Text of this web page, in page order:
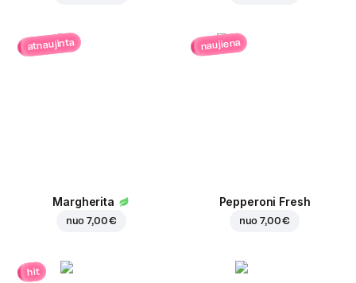
atnaujinta
Margherita
nuo7,00 €
naujiena
Pepperoni Fresh
nuo7,00 €
hit